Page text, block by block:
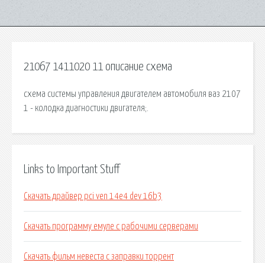
21067 1411020 11 описание схема
схема системы управления двигателем автомобиля ваз 2107
1 - колодка диагностики двигателя;.
Links to Important Stuff
Скачать драйвер pci ven 14e4 dev 16b3
Скачать программу емуле с рабочими серверами
Скачать фильм невеста с заправки торрент